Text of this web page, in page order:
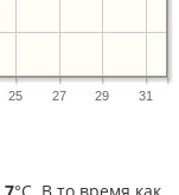
25 27 29 31